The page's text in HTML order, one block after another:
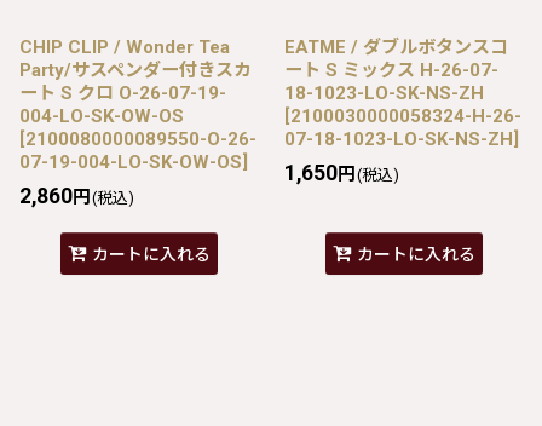
CHIP CLIP / Wonder Tea
Party/サスペンダー付きスカ
ート S クロ O-26-07-19-
004-LO-SK-OW-OS
[2100080000089550-O-26-
07-19-004-LO-SK-OW-OS]
2,860円 (税込)
カートに入れる
EATME / ダブルボタンスコ
ート S ミックス H-26-07-
18-1023-LO-SK-NS-ZH
[2100030000058324-H-26-
07-18-1023-LO-SK-NS-ZH]
1,650円 (税込)
カートに入れる